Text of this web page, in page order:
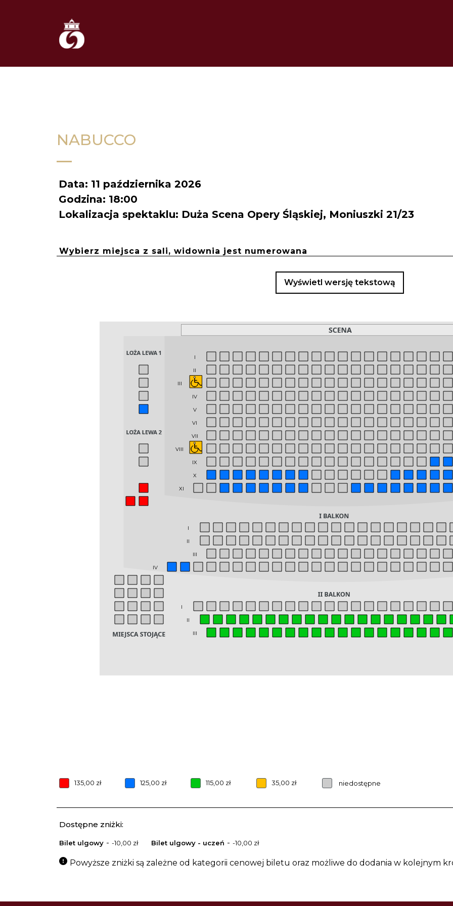
NABUCCO
Data: 11 października 2026
Godzina: 18:00
Lokalizacja spektaklu: Duża Scena Opery Śląskiej, Moniuszki 21/23
Wybierz miejsca z sali, widownia jest numerowana
Wyświetl wersję tekstową
I
II
III
IV
V
VI
VII
VIII
IX
X
XI
I
II
III
IV
I
II
III
135,00 zł 125,00 zł 115,00 zł 35,00 zł niedostępne
Dostępne zniżki:
Nazwa oraz cena zniżki: Bilet ulgowy -10,00 zł
Bilet ulgowy - -10,00 zł
Nazwa oraz cena zniżki: Bilet ulgowy - uczeń -10,00 zł
Bilet ulgowy - uczeń - -10,00 zł
Powyższe zniżki są zależne od kategorii cenowej biletu oraz możliwe do dodania w kolejnym